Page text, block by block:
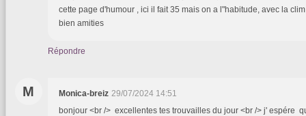
cette page d'humour , ici il fait 35 mais on a l"habitude, avec la
bien amities
Répondre
M Monica-breiz 29/07/2024 14:51
bonjour <br /> excellentes tes trouvailles du jour <br /> j' espére